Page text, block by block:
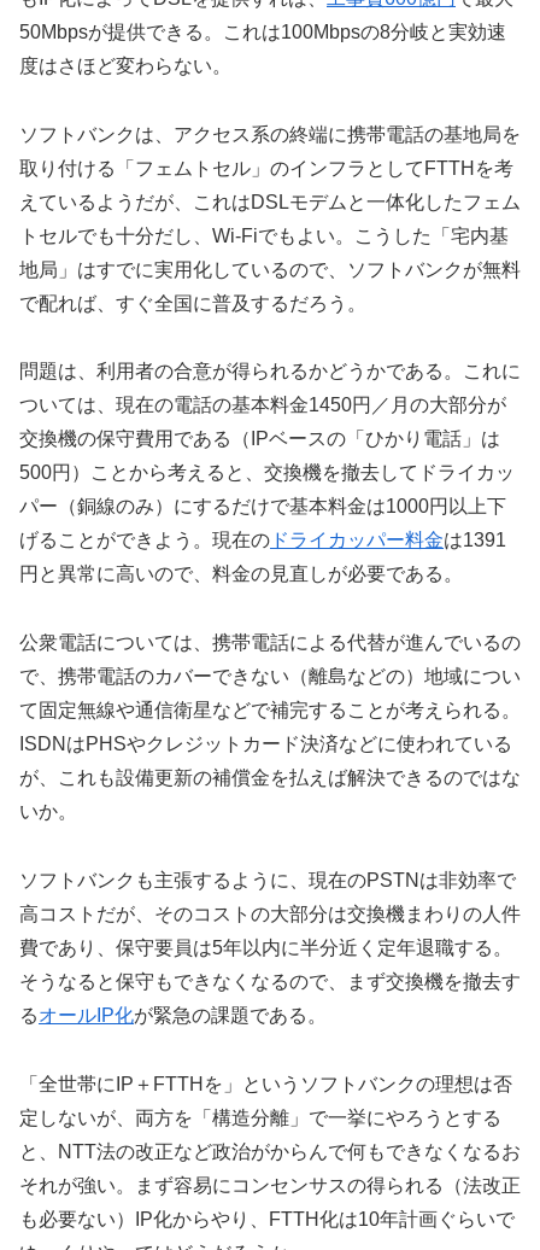
50Mbpsが提供できる。これは100Mbpsの8分岐と実効速
度はさほど変わらない。
ソフトバンクは、アクセス系の終端に携帯電話の基地局を
取り付ける「フェムトセル」のインフラとしてFTTHを考
えているようだが、これはDSLモデムと一体化したフェム
トセルでも十分だし、Wi-Fiでもよい。こうした「宅内基
地局」はすでに実用化しているので、ソフトバンクが無料
で配れば、すぐ全国に普及するだろう。
問題は、利用者の合意が得られるかどうかである。これに
ついては、現在の電話の基本料金1450円／月の大部分が
交換機の保守費用である（IPベースの「ひかり電話」は
500円）ことから考えると、交換機を撤去してドライカッ
パー（銅線のみ）にするだけで基本料金は1000円以上下
げることができよう。現在の ドライカッパー料金は1391
円と異常に高いので、料金の見直しが必要である。
公衆電話については、携帯電話による代替が進んでいるの
で、携帯電話のカバーできない（離島などの）地域につい
て固定無線や通信衛星などで補完することが考えられる。
ISDNはPHSやクレジットカード決済などに使われている
が、これも設備更新の補償金を払えば解決できるのではな
いか。
ソフトバンクも主張するように、現在のPSTNは非効率で
高コストだが、そのコストの大部分は交換機まわりの人件
費であり、保守要員は5年以内に半分近く定年退職する。
そうなると保守もできなくなるので、まず交換機を撤去す
るオールIP化が緊急の課題である。
「全世帯にIP＋FTTHを」というソフトバンクの理想は否
定しないが、両方を「構造分離」で一挙にやろうとする
と、NTT法の改正など政治がからんで何もできなくなるお
それが強い。まず容易にコンセンサスの得られる（法改正
も必要ない）IP化からやり、FTTH化は10年計画ぐらいで